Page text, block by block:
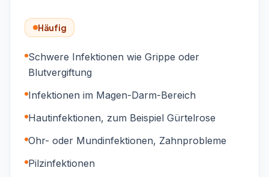
Häufig
Schwere Infektionen wie Grippe oder
Blutvergiftung
Infektionen im Magen-Darm-Bereich
Hautinfektionen, zum Beispiel Gürtelrose
Ohr- oder Mundinfektionen, Zahnprobleme
Pilzinfektionen